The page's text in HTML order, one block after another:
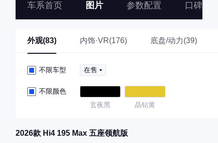
车系首页 图片 参数配置 口碑
外观(83) 内饰·VR(176) 底盘/动力(39)
不限车型 在售
不限颜色
玄夜黑
晶钻黄
2026款 Hi4 195 Max 五座领航版